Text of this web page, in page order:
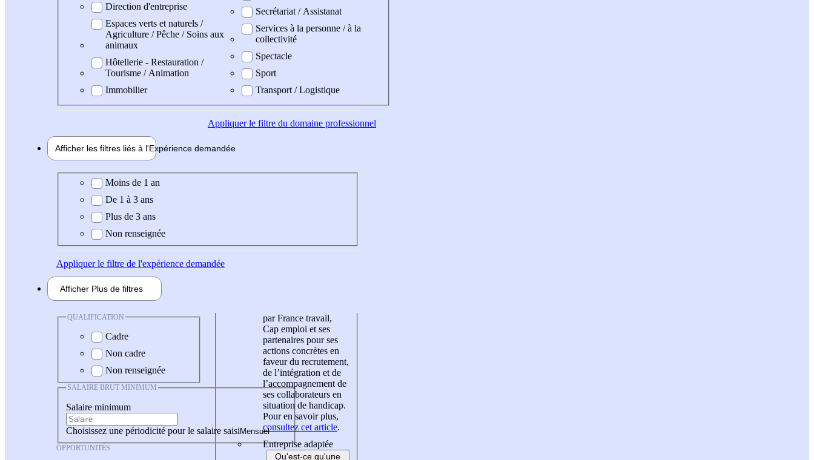
Direction d'entreprise
Espaces verts et naturels /
Agriculture / Pêche / Soins aux
animaux
Hôtellerie - Restauration /
Tourisme / Animation
Immobilier
Secrétariat / Assistanat
Services à la personne / à la
collectivité
Spectacle
Sport
Transport / Logistique
Appliquerle filtre du domaine professionnel
Afficher les filtres liés à l'Expérience demandée
Expérience demandée
Moins de 1 an
De 1 à 3 ans
Plus de 3 ans
Non renseignée
Appliquerle filtre de l'expérience demandée
Afficher Plus de filtres
QUALIFICATION
Cadre
Non cadre
Non renseignée
SALAIRE BRUT MINIMUM
Salaire minimum
Choisissez une périodicité pour le salaire saisi
OPPORTUNITÉS
par France travail,
Cap emploi et ses
partenaires pour ses
actions concrètes en
faveur du recrutement,
de l’intégration et de
l’accompagnement de
ses collaborateurs en
situation de handicap.
Pour en savoir plus,
consultez cet article.
Entreprise adaptée
Qu'est-ce qu'une